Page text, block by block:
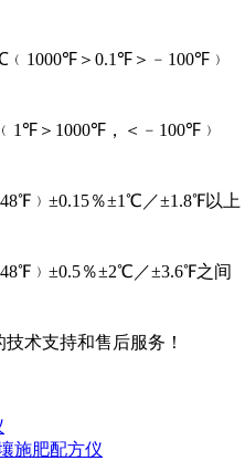
＞0.1℉＞﹣100℉﹚
＞1000℉，＜﹣100℉﹚
％±1℃／±1.8℉以上
％±2℃／±3.6℉之间
术支持和售后服务！
施肥配方仪